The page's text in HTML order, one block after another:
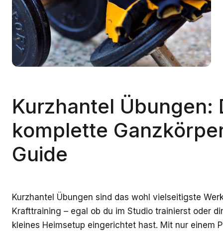
Kurzhantel Übungen:
komplette
Guide
Kurzhantel Übungen sind das wohl vielseitigste
Krafttraining – egal ob du im Studio trainierst oder
kleines Heimsetup eingerichtet hast. Mit nur einem